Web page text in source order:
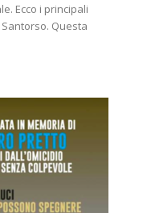
Ecco i principali
Questa